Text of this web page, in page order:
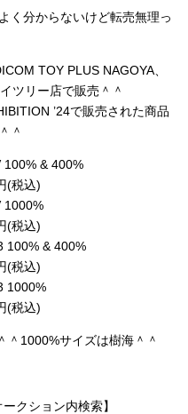
く分からないけど転売無理っ
TOY PLUS NAGOYA、
ツリー店で販売＾＾
’24で販売された商品
＾
100% & 400%
(税込)
1000%
(税込)
100% & 400%
(税込)
1000%
(税込)
＾1000%サイズは樹海＾＾
ークション内検索】